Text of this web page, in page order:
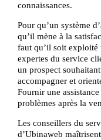
connaissances.
Pour qu’un système
qu’il mène à la
faut qu’il soit exploité
expertes du service
un prospect
accompagner et
Fournir une
problèmes après la
Les conseillers du
d’Ubinaweb